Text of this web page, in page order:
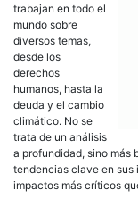
trabajan en todo el
mundo sobre
diversos temas,
desde los
derechos
humanos, hasta la
deuda y el cambio
climático. No se
trata de un análisis
a profundidad, sino más
tendencias clave en sus
impactos más críticos